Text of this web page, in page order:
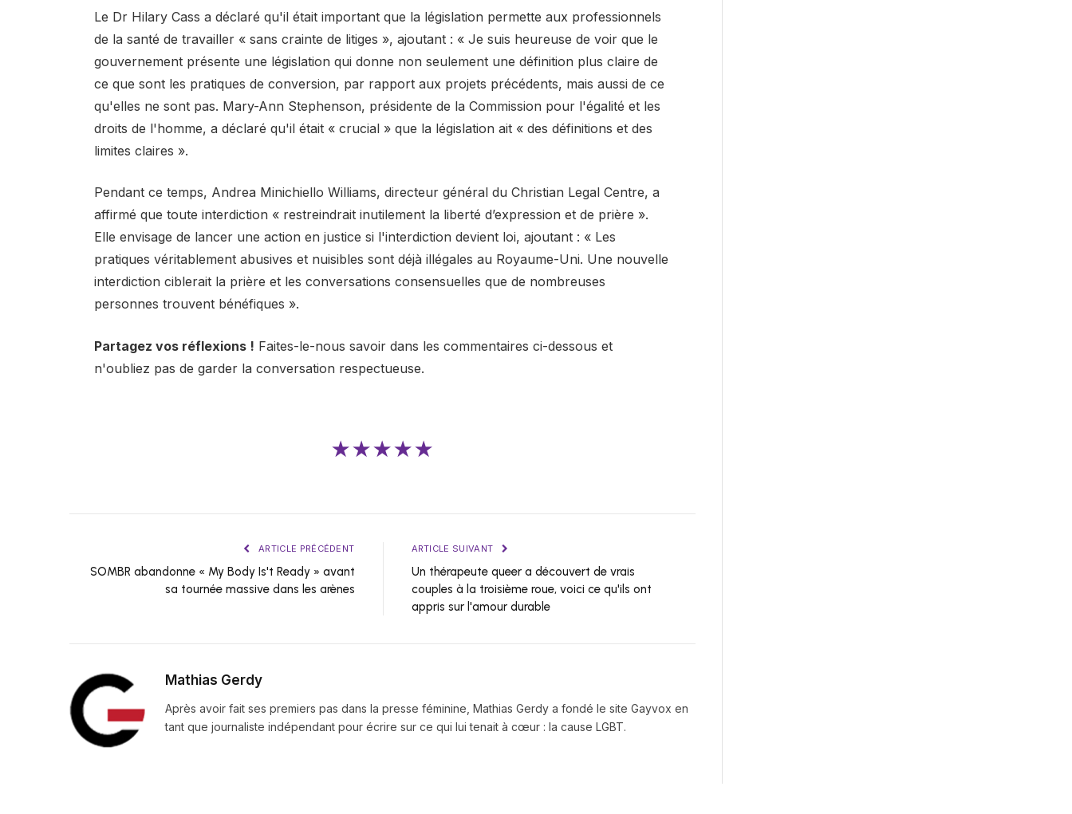
Le Dr Hilary Cass a déclaré qu'il était important que la législation permette aux professionnels
de la santé de travailler « sans crainte de litiges », ajoutant : « Je suis heureuse de voir que le
gouvernement présente une législation qui donne non seulement une définition plus claire de
ce que sont les pratiques de conversion, par rapport aux projets précédents, mais aussi de ce
qu'elles ne sont pas. Mary-Ann Stephenson, présidente de la Commission pour l'égalité et les
droits de l'homme, a déclaré qu'il était « crucial » que la législation ait « des définitions et des
limites claires ».
Pendant ce temps, Andrea Minichiello Williams, directeur général du Christian Legal Centre, a
affirmé que toute interdiction « restreindrait inutilement la liberté d’expression et de prière ».
Elle envisage de lancer une action en justice si l'interdiction devient loi, ajoutant : « Les
pratiques véritablement abusives et nuisibles sont déjà illégales au Royaume-Uni. Une nouvelle
interdiction ciblerait la prière et les conversations consensuelles que de nombreuses
personnes trouvent bénéfiques ».
Partagez vos réflexions ! Faites-le-nous savoir dans les commentaires ci-dessous et
n'oubliez pas de garder la conversation respectueuse.
★★★★★
ARTICLE PRÉCÉDENT
SOMBR abandonne « My Body Is't Ready » avant
sa tournée massive dans les arènes
ARTICLE SUIVANT
Un thérapeute queer a découvert de vrais
couples à la troisième roue, voici ce qu'ils ont
appris sur l'amour durable
Mathias Gerdy
Après avoir fait ses premiers pas dans la presse féminine, Mathias Gerdy a fondé le site Gayvox en
tant que journaliste indépendant pour écrire sur ce qui lui tenait à cœur : la cause LGBT.